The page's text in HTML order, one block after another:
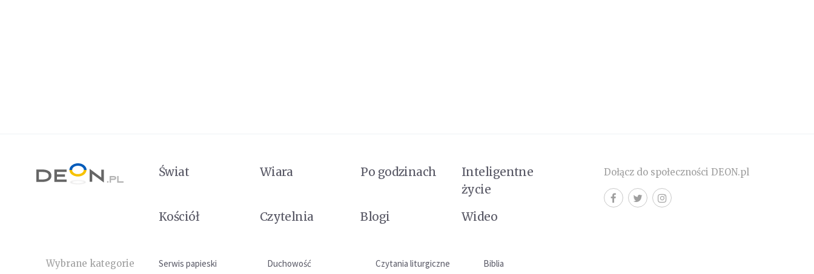
Świat Wiara Po godzinach
Inteligentne
życie
Kościół
Czytelnia Blogi Wideo
Wybrane kategorie Serwis papieski Duchowość Czytania liturgiczne Biblia
Dołącz do społeczności DEON.pl